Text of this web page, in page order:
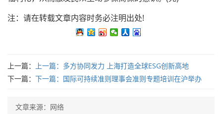
注：请在转载文章内容时务必注明出处!
上一篇： 上一篇： 多方协同发力 上海打造全球ESG创新高地
下一篇： 下一篇： 国际可持续准则理事会准则专题培训在沪举办
文章来源：网络